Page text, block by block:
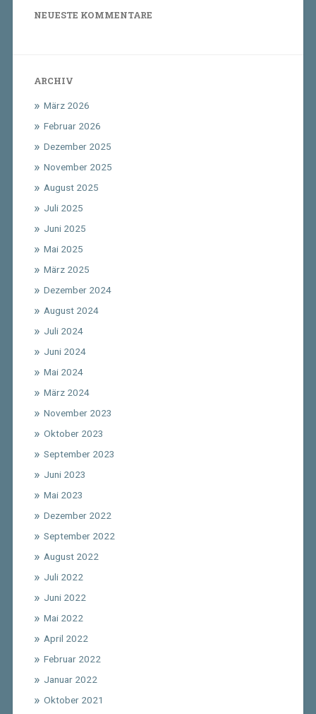
NEUESTE KOMMENTARE
ARCHIV
März 2026
Februar 2026
Dezember 2025
November 2025
August 2025
Juli 2025
Juni 2025
Mai 2025
März 2025
Dezember 2024
August 2024
Juli 2024
Juni 2024
Mai 2024
März 2024
November 2023
Oktober 2023
September 2023
Juni 2023
Mai 2023
Dezember 2022
September 2022
August 2022
Juli 2022
Juni 2022
Mai 2022
April 2022
Februar 2022
Januar 2022
Oktober 2021